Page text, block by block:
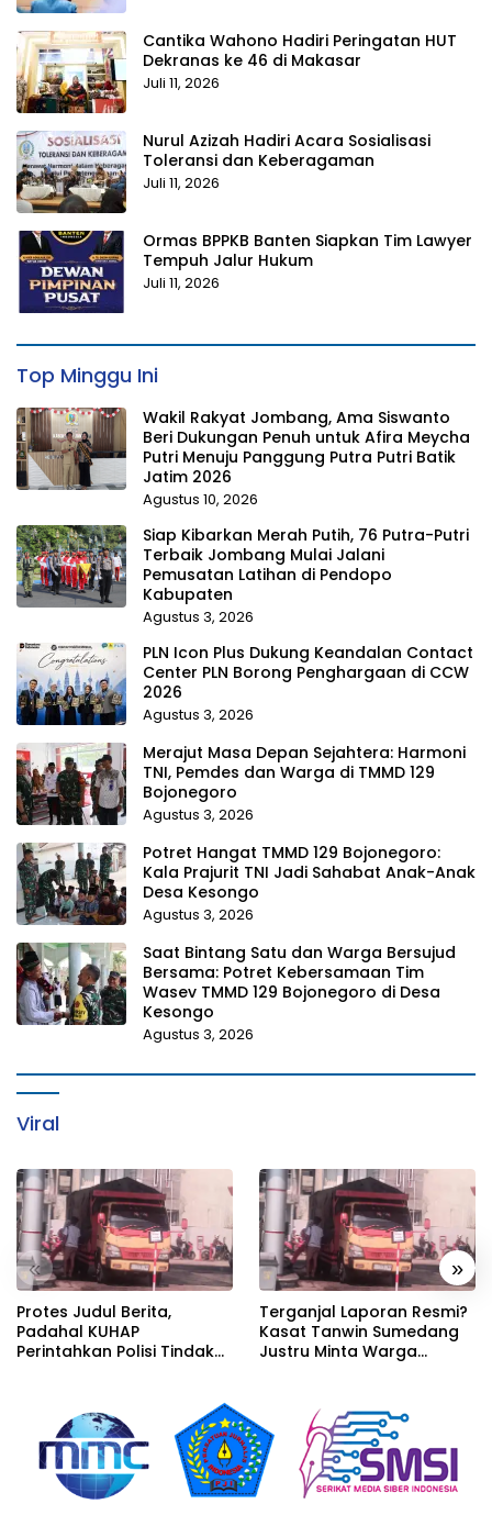
Cantika Wahono Hadiri Peringatan HUT
Dekranas ke 46 di Makasar
Juli 11, 2026
Nurul Azizah Hadiri Acara Sosialisasi
Toleransi dan Keberagaman
Juli 11, 2026
Ormas BPPKB Banten Siapkan Tim Lawyer
Tempuh Jalur Hukum
Juli 11, 2026
Top Minggu Ini
Wakil Rakyat Jombang, Ama Siswanto
Beri Dukungan Penuh untuk Afira Meycha
Putri Menuju Panggung Putra Putri Batik
Jatim 2026
Agustus 10, 2026
Siap Kibarkan Merah Putih, 76 Putra-Putri
Terbaik Jombang Mulai Jalani
Pemusatan Latihan di Pendopo
Kabupaten
Agustus 3, 2026
PLN Icon Plus Dukung Keandalan Contact
Center PLN Borong Penghargaan di CCW
2026
Agustus 3, 2026
Merajut Masa Depan Sejahtera: Harmoni
TNI, Pemdes dan Warga di TMMD 129
Bojonegoro
Agustus 3, 2026
Potret Hangat TMMD 129 Bojonegoro:
Kala Prajurit TNI Jadi Sahabat Anak-Anak
Desa Kesongo
Agustus 3, 2026
Saat Bintang Satu dan Warga Bersujud
Bersama: Potret Kebersamaan Tim
Wasev TMMD 129 Bojonegoro di Desa
Kesongo
Agustus 3, 2026
Viral
« »
Protes Judul Berita,
Padahal KUHAP
Perintahkan Polisi Tindak
Terganjal Laporan Resmi?
Kasat Tanwin Sumedang
Justru Minta Warga